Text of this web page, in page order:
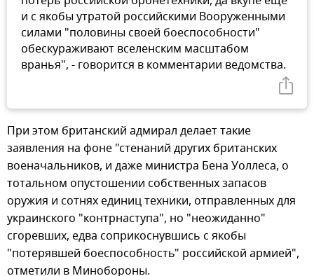
и с якобы утратой российскими Вооруженными
силами "половины своей боеспособности"
обескураживают вселенским масштабом
вранья", - говорится в комментарии ведомства.
При этом британский адмирал делает такие
заявления на фоне "стенаний других британских
военачальников, и даже министра Бена Уоллеса, о
тотальном опустошении собственных запасов
оружия и сотнях единиц техники, отправленных для
украинского "контрнаступа", но "неожиданно"
сгоревших, едва соприкоснувшись с якобы
"потерявшей боеспособность" российской армией",
отметили в Минобороны.